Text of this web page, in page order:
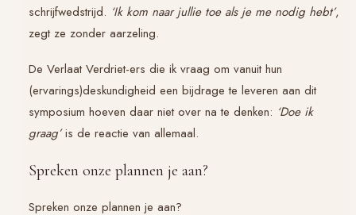
schrijfwedstrijd. ‘Ik kom naar jullie toe als je me nodig hebt’,
zegt ze zonder aarzeling.
De Verlaat Verdriet-ers die ik vraag om vanuit hun
(ervarings)deskundigheid een bijdrage te leveren aan dit
symposium hoeven daar niet over na te denken: ‘Doe ik
graag’is de reactie van allemaal.
Spreken onze plannen je aan?
Spreken onze plannen je aan?